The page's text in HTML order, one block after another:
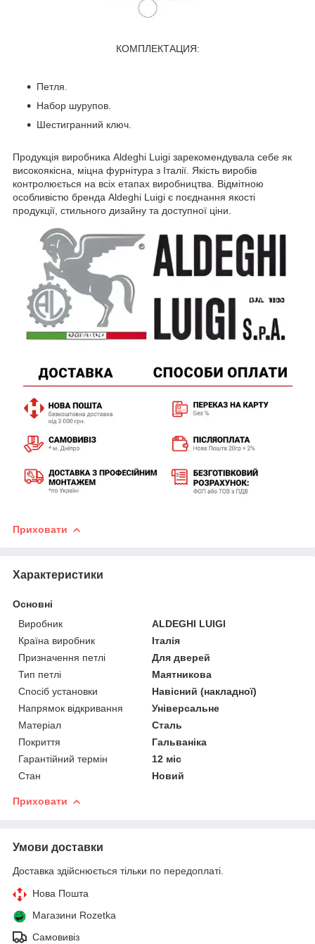
КОМПЛЕКТАЦИЯ:
Петля.
Набор шурупов.
Шестигранний ключ.
Продукція виробника Aldeghi Luigi зарекомендувала себе як
високоякісна, міцна фурнітура з Італії. Якість виробів
контролюється на всіх етапах виробництва. Відмітною
особливістю бренда Aldeghi Luigi є поєднання якості
продукції, стильного дизайну та доступної ціни.
Приховати
Характеристики
Основні
Виробник
ALDEGHI LUIGI
Країна виробник
Італія
Призначення петлі
Для дверей
Тип петлі
Маятникова
Спосіб установки
Навісний (накладної)
Напрямок відкривання
Універсальне
Матеріал
Сталь
Покриття
Гальваніка
Гарантійний термін
12 міс
Стан
Новий
Приховати
Умови доставки
Доставка здійснюється тільки по передоплаті.
Нова Пошта
Магазини Rozetka
Самовивіз